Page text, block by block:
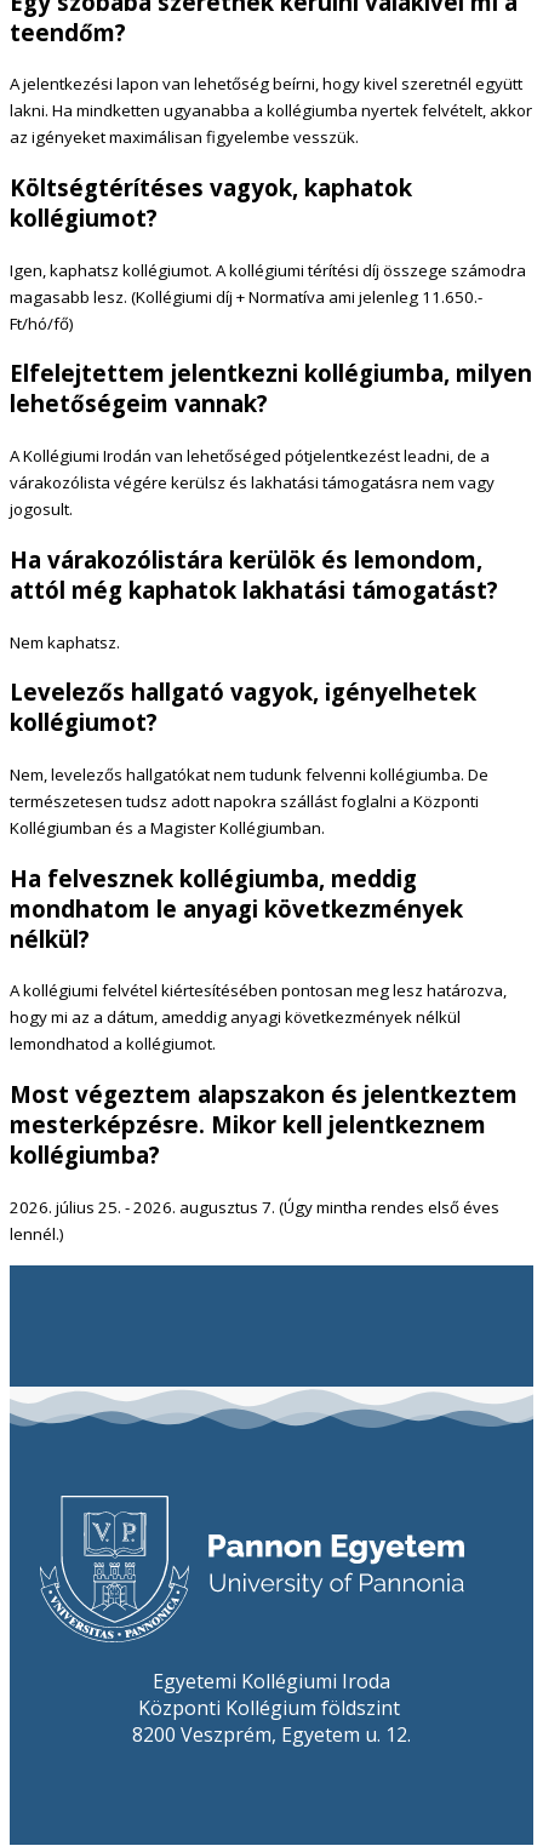
teendőm?
A jelentkezési lapon van lehetőség beírni, hogy kivel szeretnél együtt
lakni. Ha mindketten ugyanabba a kollégiumba nyertek felvételt, akkor
az igényeket maximálisan figyelembe vesszük.
Költségtérítéses vagyok, kaphatok
kollégiumot?
Igen, kaphatsz kollégiumot. A kollégiumi térítési díj összege számodra
magasabb lesz. (Kollégiumi díj + Normatíva ami jelenleg 11.650.-
Ft/hó/fő)
Elfelejtettem jelentkezni kollégiumba, milyen
lehetőségeim vannak?
A Kollégiumi Irodán van lehetőséged pótjelentkezést leadni, de a
várakozólista végére kerülsz és lakhatási támogatásra nem vagy
jogosult.
Ha várakozólistára kerülök és lemondom,
attól még kaphatok lakhatási támogatást?
Nem kaphatsz.
Levelezős hallgató vagyok, igényelhetek
kollégiumot?
Nem, levelezős hallgatókat nem tudunk felvenni kollégiumba. De
természetesen tudsz adott napokra szállást foglalni a Központi
Kollégiumban és a Magister Kollégiumban.
Ha felvesznek kollégiumba, meddig
mondhatom le anyagi következmények
nélkül?
A kollégiumi felvétel kiértesítésében pontosan meg lesz határozva,
hogy mi az a dátum, ameddig anyagi következmények nélkül
lemondhatod a kollégiumot.
Most végeztem alapszakon és jelentkeztem
mesterképzésre. Mikor kell jelentkeznem
kollégiumba?
2026. július 25. - 2026. augusztus 7. (Úgy mintha rendes első éves
lennél.)
Egyetemi Kollégiumi Iroda
Központi Kollégium földszint
8200 Veszprém, Egyetem u. 12.